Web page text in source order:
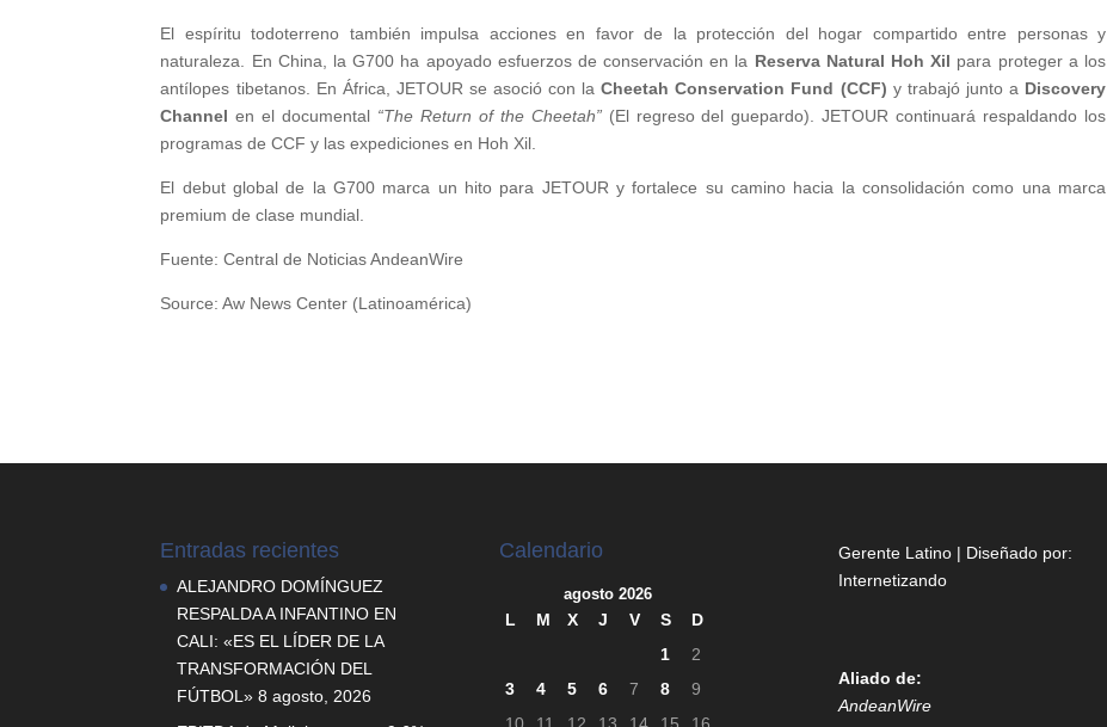
El espíritu todoterreno también impulsa acciones en favor de la protección del hogar compartido entre personas y
naturaleza. En China, la G700 ha apoyado esfuerzos de conservación en la Reserva Natural Hoh Xil para proteger a los
antílopes tibetanos. En África, JETOUR se asoció con laCheetah Conservation Fund (CCF) y trabajó junto a Discovery
Channel en el documental “The Return of the Cheetah”(El regreso del guepardo). JETOUR continuará respaldando los
programas de CCF y las expediciones en Hoh Xil.
El debut global de la G700 marca un hito para JETOUR y fortalece su camino hacia la consolidación como una marca
premium de clase mundial.
Fuente: Central de Noticias AndeanWire
Source: Aw News Center (Latinoamérica)
Entradas recientes
ALEJANDRO DOMÍNGUEZ
RESPALDA A INFANTINO EN
CALI: «ES EL LÍDER DE LA
TRANSFORMACIÓN DEL
FÚTBOL» 8 agosto, 2026
Calendario
agosto 2026
L M X J V S
D
1
2
3
4 5 6 7 8
9
Gerente Latino | Diseñado por:
Internetizando
Aliado de:
AndeanWire